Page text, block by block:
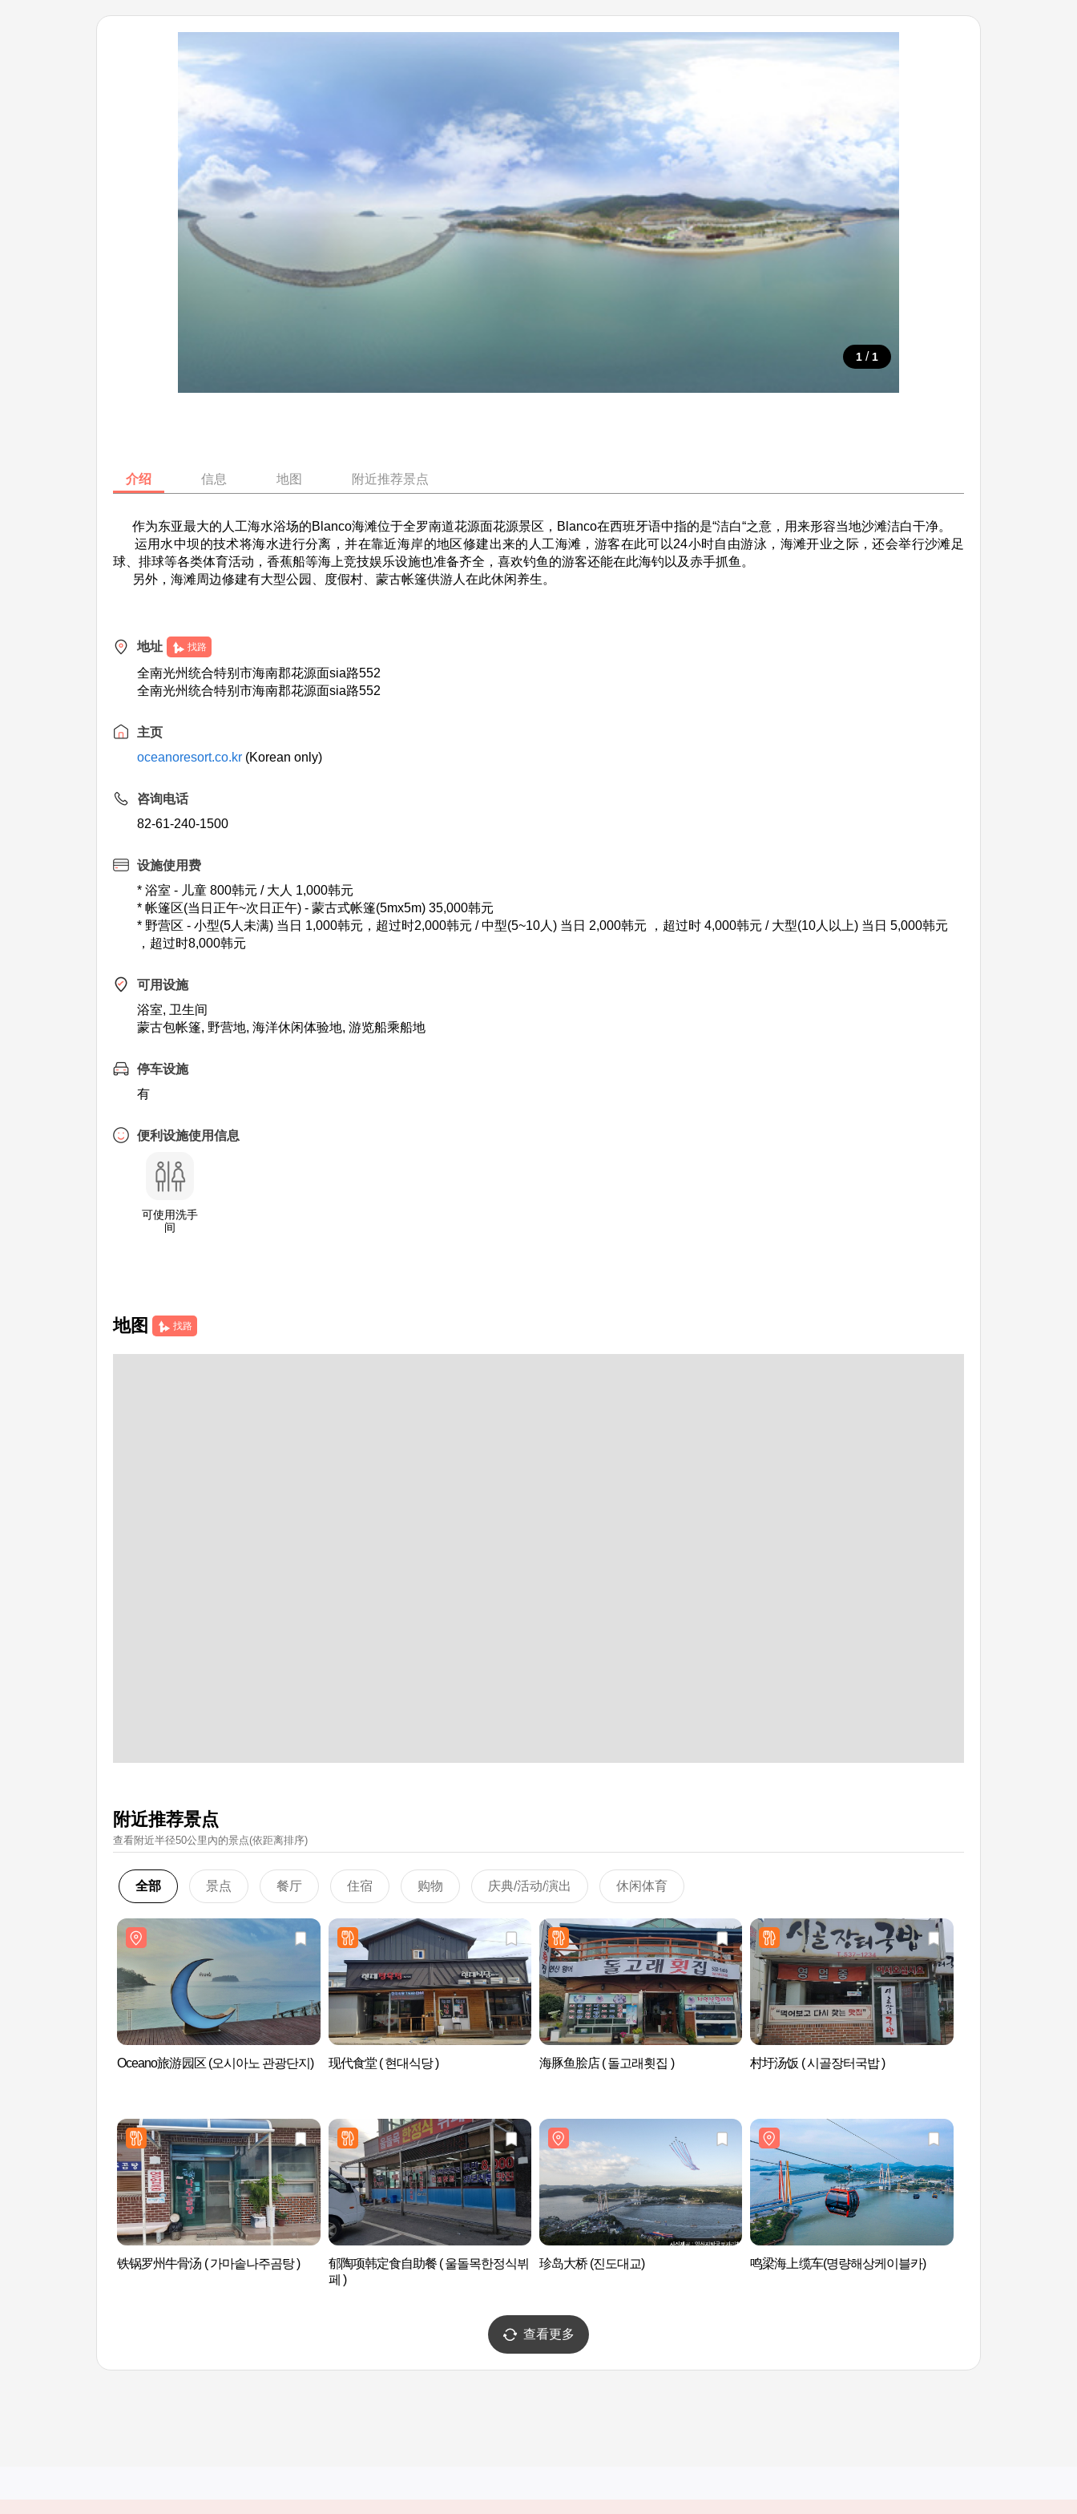
1 / 1
介绍 信息 地图 附近推荐景点
作为东亚最大的人工海水浴场的Blanco海滩位于全罗南道花源面花源景区，Blanco在西班牙语中指的是“洁白“之意，用来形容当地沙滩洁白干净。
运用水中坝的技术将海水进行分离，并在靠近海岸的地区修建出来的人工海滩，游客在此可以24小时自由游泳，海滩开业之际，还会举行沙滩足
球、排球等各类体育活动，香蕉船等海上竞技娱乐设施也准备齐全，喜欢钓鱼的游客还能在此海钓以及赤手抓鱼。
另外，海滩周边修建有大型公园、度假村、蒙古帐篷供游人在此休闲养生。
地址 找路
全南光州统合特别市海南郡花源面sia路552
全南光州统合特别市海南郡花源面sia路552
主页
oceanoresort.co.kr (Korean only)
咨询电话
82-61-240-1500
设施使用费
* 浴室 - 儿童 800韩元 / 大人 1,000韩元
* 帐篷区(当日正午~次日正午) - 蒙古式帐篷(5mx5m) 35,000韩元
* 野营区 - 小型(5人未满) 当日 1,000韩元，超过时2,000韩元 / 中型(5~10人) 当日 2,000韩元 ，超过时 4,000韩元 / 大型(10人以上) 当日 5,000韩元
，超过时8,000韩元
可用设施
浴室, 卫生间
蒙古包帐篷, 野营地, 海洋休闲体验地, 游览船乘船地
停车设施
有
便利设施使用信息
可使用洗手
间
地图 找路
附近推荐景点
查看附近半径50公里內的景点(依距离排序)
全部 景点 餐厅 住宿 购物 庆典/活动/演出 休闲体育
Oceano旅游园区 (오시아노 관광단지) 现代食堂 ( 현대식당 ) 海豚鱼脍店 ( 돌고래횟집 ) 村圩汤饭 ( 시골장터국밥 )
铁锅罗州牛骨汤 ( 가마솥나주곰탕 )
郁陶项韩定食自助餐 ( 울돌목한정식뷔
페 )
珍岛大桥 (진도대교) 鸣梁海上缆车(명량해상케이블카)
查看更多